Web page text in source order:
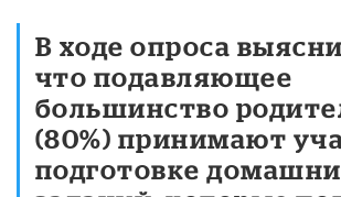
В ходе опроса
что подавляющее
большинство
(80%) принимают
подготовке